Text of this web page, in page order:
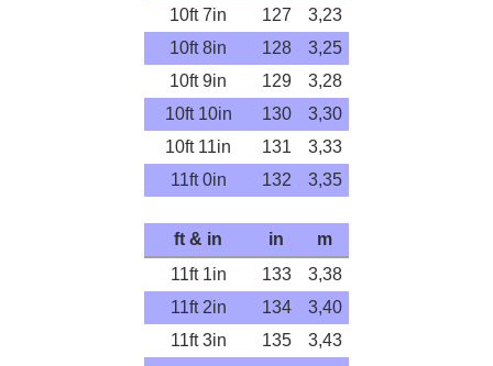
10ft 7in
127
3,23
10ft 8in
128
3,25
10ft 9in
129
3,28
10ft 10in
130
3,30
10ft 11in
131
3,33
11ft 0in
132 3,35
ft & in in
m
11ft 1in
133
3,38
11ft 2in
134
3,40
11ft 3in
135
3,43